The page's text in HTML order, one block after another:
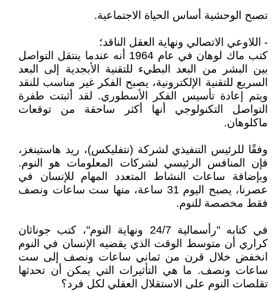
تصبح الوحشية أساس الحياة الاجتماعية.
- اللاوعي الاتصالي ونهاية العقل الناقد؛
كتب ماك لوهان في عام 1964 أنه عندما ينتقل التواصل
بين البشر من البعد البطيء للتقنية الأبجدية إلى البعد
السريع للتقنية الإلكترونية، يصبح الفكر غير مناسب للنقد
ويتم إعادة تأسيس الفكر الأسطوري. لقد أثبتت طفرة
التواصل التكنولوجي أنها أكثر ساحقة من توقعات
ماكلوهان.
وفقًا للرئيس التنفيذي لشركة (نتفليكس)، ريد هاستينغز،
فإن المنافس الرئيسي لشركات المعلومات هو النوم.
وبإضافة ساعات النشاط المتعدد المهام للإنسان في
عصرنا، يصبح اليوم 31 ساعة، منها ست ساعات ونصف
فقط مخصصة للنوم.
في كتابه "رأسمالية 24/7 ونهاية النوم"، كتب جوناثان
كراري أن متوسط الوقت الذي يقضيه الإنسان في النوم
انخفض خلال قرن من ثماني ساعات ونصف إلى ست
ساعات ونصف. ما هي التأثيرات التي يمكن أن تحدثها
تقلصات النوم على الاستقلال العقلي لكل فرد؟